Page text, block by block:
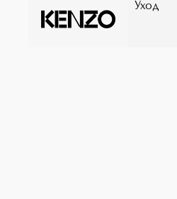
Уход